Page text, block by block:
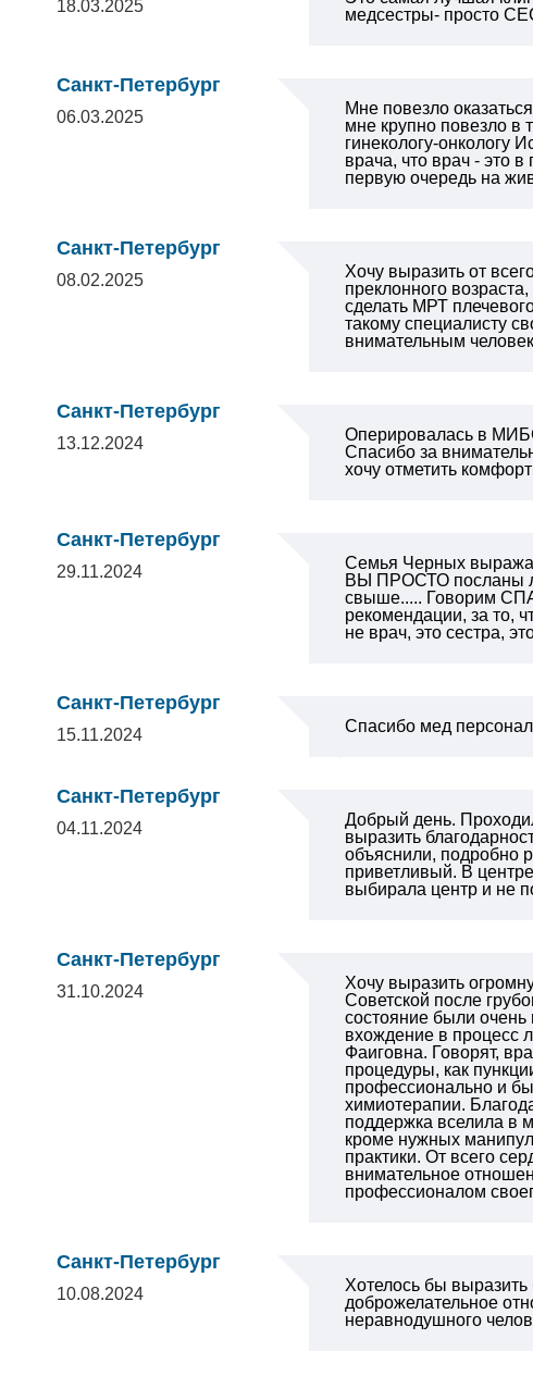
18.03.2025
медсестры- просто
Санкт-Петербург
06.03.2025
Мне повезло
мне крупно повезло в
гинекологу-
врача, что врач - это
первую очередь на
Санкт-Петербург
08.02.2025
Хочу выразить от
преклонного
сделать МРТ
такому специалисту
внимательным
Санкт-Петербург
13.12.2024 Оперировалась в
Спасибо за
хочу отметить
Санкт-Петербург
29.11.2024
Семья Черных
ВЫ ПРОСТО посланы
свыше..... Говорим
рекомендации, за то,
не врач, это сестра,
Санкт-Петербург
15.11.2024 Спасибо мед
Санкт-Петербург
04.11.2024
Добрый день.
выразить
объяснили, подробно
приветливый. В
выбирала центр и не
Санкт-Петербург
31.10.2024
Хочу выразить
Советской после
состояние были
вхождение в процесс
Фаиговна. Говорят,
процедуры, как
профессионально и
химиотерапии.
поддержка вселила в
кроме нужных
практики. От всего
внимательное
профессионалом
Санкт-Петербург
10.08.2024
Хотелось бы
доброжелательное
неравнодушного